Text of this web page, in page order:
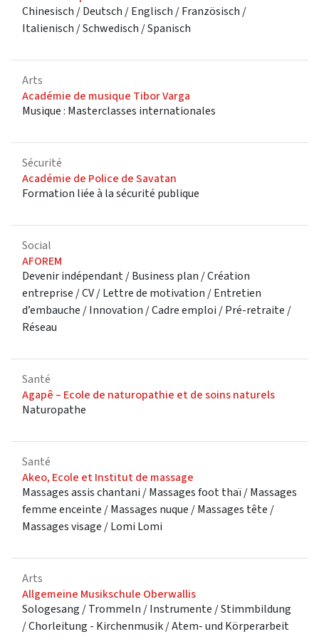
Chinesisch / Deutsch / Englisch / Französisch /
Italienisch / Schwedisch / Spanisch
Arts
Académie de musique Tibor Varga
Musique : Masterclasses internationales
Sécurité
Académie de Police de Savatan
Formation liée à la sécurité publique
Social
AFOREM
Devenir indépendant / Business plan / Création
entreprise / CV / Lettre de motivation / Entretien
d’embauche / Innovation / Cadre emploi / Pré-retraite /
Réseau
Santé
Agapê – Ecole de naturopathie et de soins naturels
Naturopathe
Santé
Akeo, Ecole et Institut de massage
Massages assis chantani / Massages foot thaï / Massages
femme enceinte / Massages nuque / Massages tête /
Massages visage / Lomi Lomi
Arts
Allgemeine Musikschule Oberwallis
Sologesang / Trommeln / Instrumente / Stimmbildung
/ Chorleitung - Kirchenmusik / Atem- und Körperarbeit